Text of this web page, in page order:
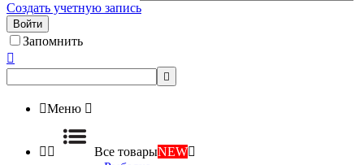
Создать учетную запись
Войти
Запомнить


Меню 
  Все товарыNEW